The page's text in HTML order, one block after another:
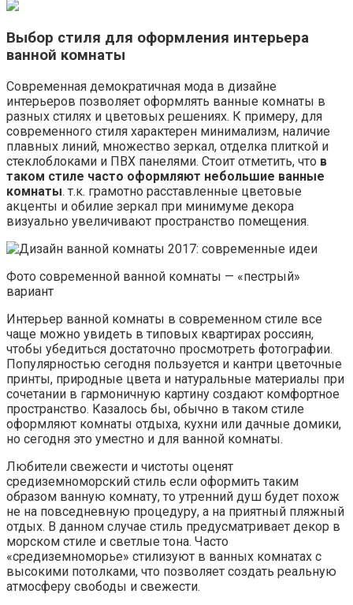
Выбор стиля для оформления интерьера
ванной комнаты
Современная демократичная мода в дизайне
интерьеров позволяет оформлять ванные комнаты в
разных стилях и цветовых решениях. К примеру, для
современного стиля характерен минимализм, наличие
плавных линий, множество зеркал, отделка плиткой и
стеклоблоками и ПВХ панелями. Стоит отметить, что в
таком стиле часто оформляют небольшие ванные
комнаты. т.к. грамотно расставленные цветовые
акценты и обилие зеркал при минимуме декора
визуально увеличивают пространство помещения.
Фото современной ванной комнаты — «пестрый»
вариант
Интерьер ванной комнаты в современном стиле все
чаще можно увидеть в типовых квартирах россиян,
чтобы убедиться достаточно просмотреть фотографии.
Популярностью сегодня пользуется и кантри цветочные
принты, природные цвета и натуральные материалы при
сочетании в гармоничную картину создают комфортное
пространство. Казалось бы, обычно в таком стиле
оформляют комнаты отдыха, кухни или дачные домики,
но сегодня это уместно и для ванной комнаты.
Любители свежести и чистоты оценят
средиземноморский стиль если оформить таким
образом ванную комнату, то утренний душ будет похож
не на повседневную процедуру, а на приятный пляжный
отдых. В данном случае стиль предусматривает декор в
морском стиле и светлые тона. Часто
«средиземноморье» стилизуют в ванных комнатах с
высокими потолками, что позволяет создать реальную
атмосферу свободы и свежести.